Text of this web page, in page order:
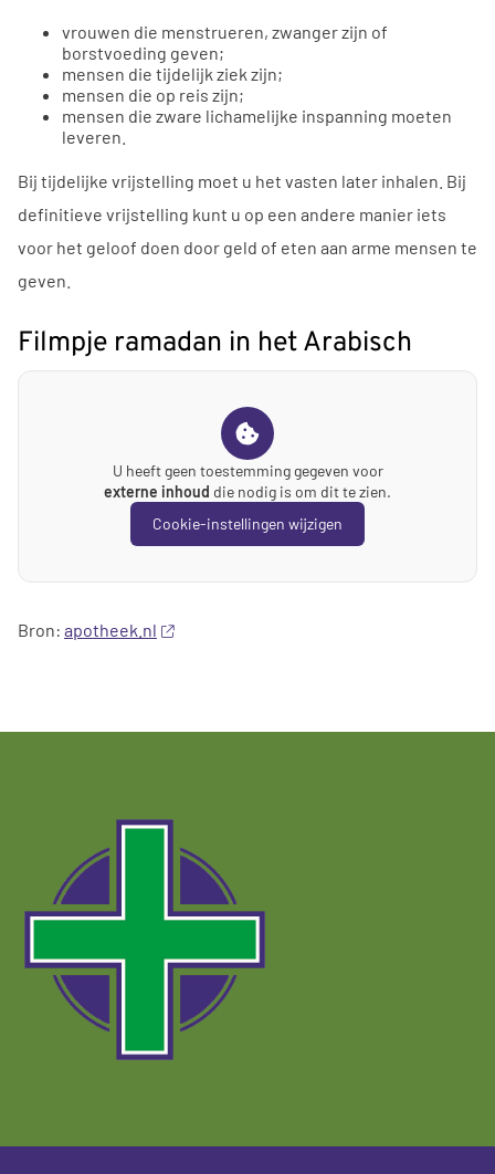
vrouwen die menstrueren, zwanger zijn of
borstvoeding geven;
mensen die tijdelijk ziek zijn;
mensen die op reis zijn;
mensen die zware lichamelijke inspanning moeten
leveren.
Bij tijdelijke vrijstelling moet u het vasten later inhalen. Bij
definitieve vrijstelling kunt u op een andere manier iets
voor het geloof doen door geld of eten aan arme mensen te
geven.
Filmpje ramadan in het Arabisch
U heeft geen toestemming gegeven voor
externe inhoud die nodig is om dit te zien.
Cookie-instellingen wijzigen
Bron: apotheek.nl